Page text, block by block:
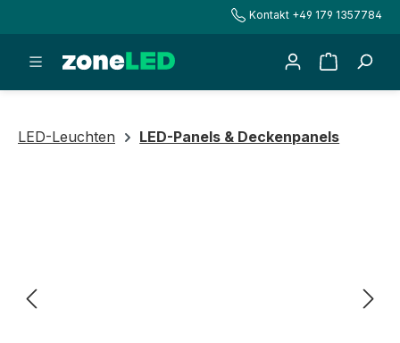
Kontakt +49 179 1357784
LED-Leuchten LED-Panels & Deckenpanels